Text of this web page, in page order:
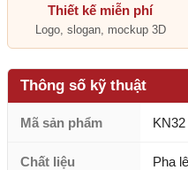
Thiết kế miễn phí
Logo, slogan, mockup 3D
Thông số kỹ thuật
Mã sản phẩm KN32
Chất liệu Pha